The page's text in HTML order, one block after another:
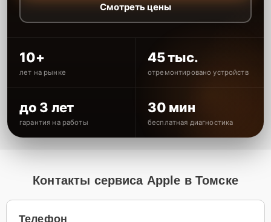
Смотреть цены
10+
лет на рынке
45 тыс.
отремонтировано устройств
до 3 лет
гарантия на работы
30 мин
бесплатная диагностика
Контакты сервиса Apple в Томске
Телефон